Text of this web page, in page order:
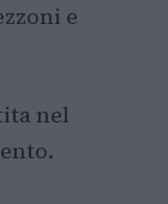
e
nel